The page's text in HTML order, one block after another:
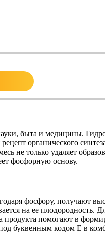
быта и медицины.
органического
не только удаляет
фосфорную основу.
фосфору, получают
на ее плодородность.
помогают в
буквенным кодом Е в